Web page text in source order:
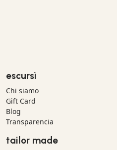
escursì
Chi siamo
Gift Card
Blog
Transparencia
tailor made